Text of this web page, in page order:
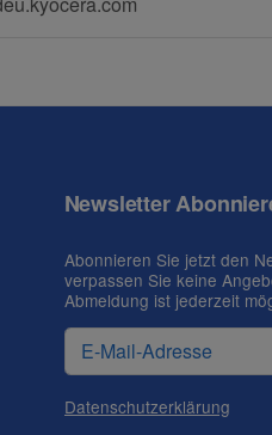
Newsletter
Abonnieren Sie jetzt den
verpassen Sie keine
Abmeldung ist jederzeit
Datenschutzerklärung